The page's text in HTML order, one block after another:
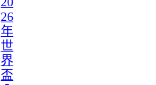
26
年
世
界
盃